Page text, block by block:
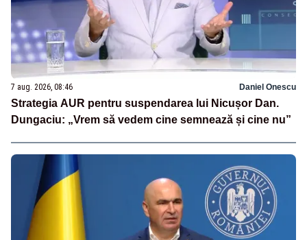
7 aug. 2026, 08:46 Daniel Onescu
Strategia AUR pentru suspendarea lui Nicușor Dan.
Dungaciu: „Vrem să vedem cine semnează și cine nu”